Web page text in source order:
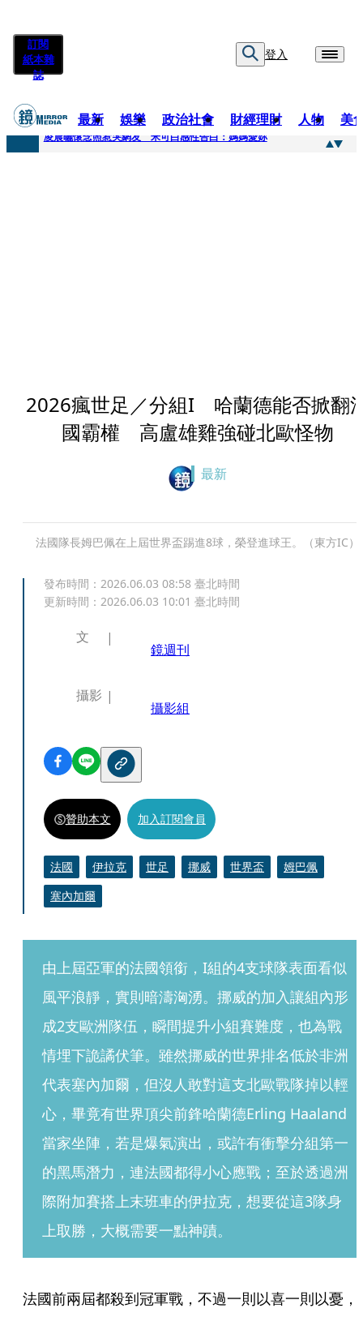
訂閱
紙本雜
誌
登入
最新 娛樂 政治社會 財經理財 人物 美
快訊
凌晨曬懷念照惹哭網友 米可白感性告白：媽媽愛妳
2026瘋世足／分組I 哈蘭德能否掀翻
國霸權 高盧雄雞強碰北歐怪物
最新
法國隊長姆巴佩在上屆世界盃踢進8球，榮登進球王。（東方IC）
發布時間： 2026.06.03 08:58 臺北時間
更新時間： 2026.06.03 10:01 臺北時間
文
鏡週刊
攝影
攝影組
贊助本文 加入訂閱會員
法國 伊拉克 世足 挪威 世界盃
姆巴佩
塞內加爾
由上屆亞軍的法國領銜，I組的4支球隊表面看似
風平浪靜，實則暗濤洶湧。挪威的加入讓組內形
成2支歐洲隊伍，瞬間提升小組賽難度，也為戰
情埋下詭譎伏筆。雖然挪威的世界排名低於非洲
代表塞內加爾，但沒人敢對這支北歐戰隊掉以輕
心，畢竟有世界頂尖前鋒哈蘭德Erling Haaland
當家坐陣，若是爆氣演出，或許有衝擊分組第一
的黑馬潛力，連法國都得小心應戰；至於透過洲
際附加賽搭上末班車的伊拉克，想要從這3隊身
上取勝，大概需要一點神蹟。
法國前兩屆都殺到冠軍戰，不過一則以喜一則以憂，